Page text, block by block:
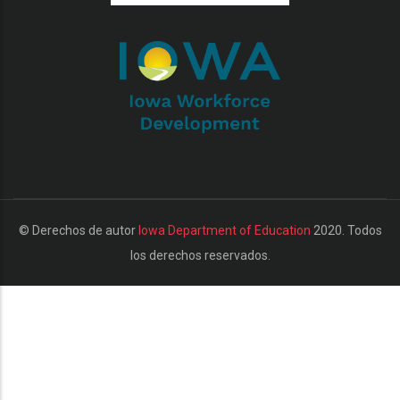
© Derechos de autor Iowa Department of Education 2020. Todos
los derechos reservados.